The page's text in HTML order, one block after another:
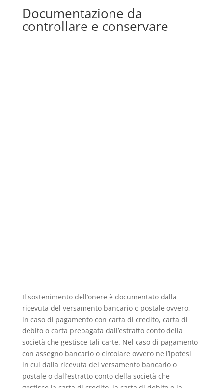
Documentazione da
controllare e conservare
Il sostenimento dell’onere è documentato dalla
ricevuta del versamento bancario o postale ovvero,
in caso di pagamento con carta di credito, carta di
debito o carta prepagata dall’estratto conto della
società che gestisce tali carte. Nel caso di pagamento
con assegno bancario o circolare ovvero nell’ipotesi
in cui dalla ricevuta del versamento bancario o
postale o dall’estratto conto della società che